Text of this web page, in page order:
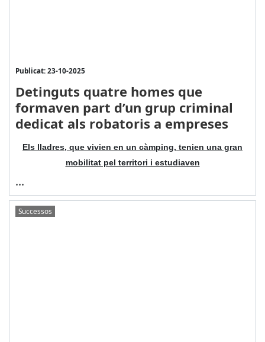
Publicat: 23-10-2025
Detinguts quatre homes que
formaven part d’un grup criminal
dedicat als robatoris a empreses
Els lladres, que vivien en un càmping, tenien una gran
mobilitat pel territori i estudiaven
...
Successos